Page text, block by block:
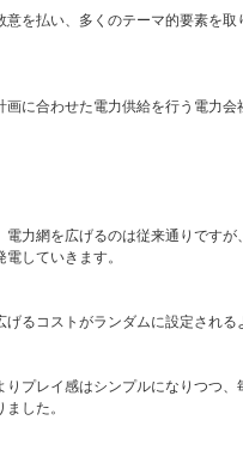
意を払い、多くのテーマ的要素を取
画に合わせた電力供給を行う電力会
電力網を広げるのは従来通りですが
していきます。
げるコストがランダムに設定される
りプレイ感はシンプルになりつつ、
した。